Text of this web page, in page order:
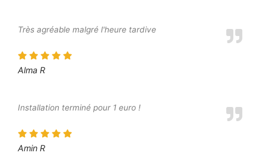
Très agréable malgré l'heure tardive
Alma R
Installation terminé pour 1 euro !
Amin R